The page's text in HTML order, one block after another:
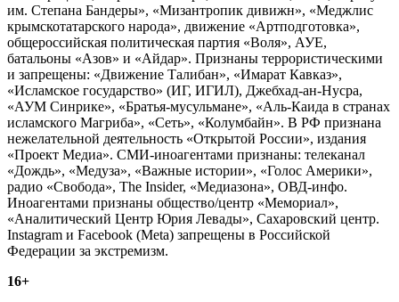
им. Степана Бандеры», «Мизантропик дивижн», «Меджлис
крымскотатарского народа», движение «Артподготовка»,
общероссийская политическая партия «Воля», АУЕ,
батальоны «Азов» и «Айдар». Признаны террористическими
и запрещены: «Движение Талибан», «Имарат Кавказ»,
«Исламское государство» (ИГ, ИГИЛ), Джебхад-ан-Нусра,
«АУМ Синрике», «Братья-мусульмане», «Аль-Каида в странах
исламского Магриба», «Сеть», «Колумбайн». В РФ признана
нежелательной деятельность «Открытой России», издания
«Проект Медиа». СМИ-иноагентами признаны: телеканал
«Дождь», «Медуза», «Важные истории», «Голос Америки»,
радио «Свобода», The Insider, «Медиазона», ОВД-инфо.
Иноагентами признаны общество/центр «Мемориал»,
«Аналитический Центр Юрия Левады», Сахаровский центр.
Instagram и Facebook (Metа) запрещены в Российской
Федерации за экстремизм.
16+